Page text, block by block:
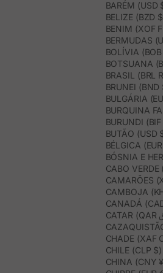
BARÉM (USD
BELIZE (BZD
BENIM (XOF
BERMUDAS
BOLÍVIA
BOTSUANA
BRASIL (BRL
BRUNEI (BND
BULGÁRIA
BURQUINA
BURUNDI (BIF
BUTÃO (USD
BÉLGICA
BÓSNIA E
CABO VERDE
CAMARÕES
CAMBOJA
CANADÁ
CHADE (XAF
CHILE (CLP $)
CHINA (CNY